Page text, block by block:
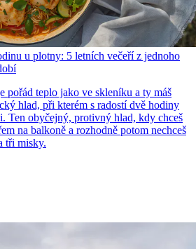
u plotny: 5 letních večeří z jednoho
pořád teplo jako ve skleníku a ty máš
hlad, při kterém s radostí dvě hodiny
Ten obyčejný, protivný hlad, kdy chceš
na balkoně a rozhodně potom nechceš
tři misky.